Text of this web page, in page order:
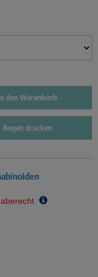
den Warenkorb
Bogen drucken